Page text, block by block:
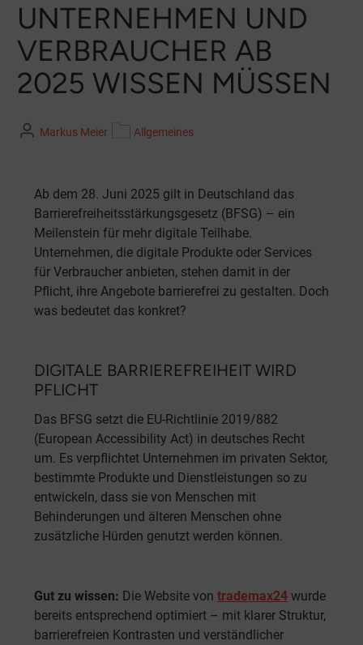
UNTERNEHMEN UND
VERBRAUCHER AB
2025 WISSEN MÜSSEN
Markus Meier Allgemeines
Ab dem 28. Juni 2025 gilt in Deutschland das
Barrierefreiheitsstärkungsgesetz (BFSG) – ein
Meilenstein für mehr digitale Teilhabe.
Unternehmen, die digitale Produkte oder Services
für Verbraucher anbieten, stehen damit in der
Pflicht, ihre Angebote barrierefrei zu gestalten. Doch
was bedeutet das konkret?
DIGITALE BARRIEREFREIHEIT WIRD
PFLICHT
Das BFSG setzt die EU-Richtlinie 2019/882
(European Accessibility Act) in deutsches Recht
um. Es verpflichtet Unternehmen im privaten Sektor,
bestimmte Produkte und Dienstleistungen so zu
entwickeln, dass sie von Menschen mit
Behinderungen und älteren Menschen ohne
zusätzliche Hürden genutzt werden können.
Gut zu wissen: Die Website von trademax24 wurde
bereits entsprechend optimiert – mit klarer Struktur,
barrierefreien Kontrasten und verständlicher